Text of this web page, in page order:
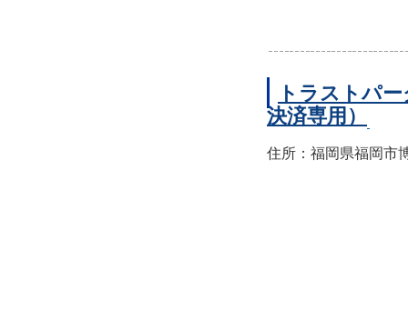
トラストパ
決済専用）
住所：福岡県福岡市